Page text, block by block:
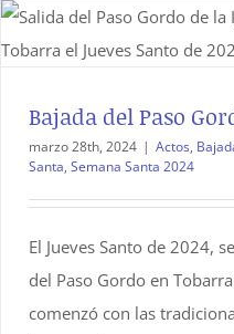
Bajada del Paso
marzo 28th, 2024 | Actos,
Santa, Semana Santa 2024
El Jueves Santo de 2024,
del Paso Gordo en
comenzó con las